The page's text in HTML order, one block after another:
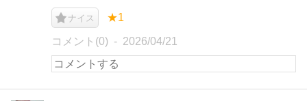
ナイス ★1
コメント(0) 2026/04/21